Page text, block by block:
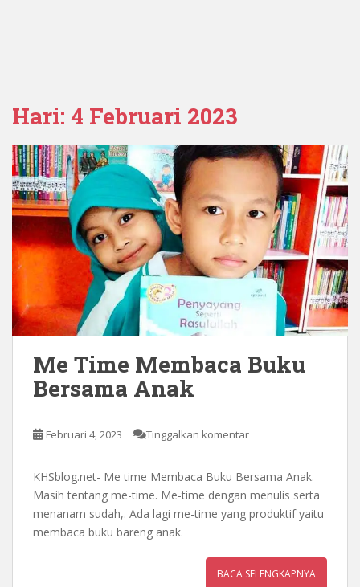
Hari: 4 Februari 2023
Me Time Membaca Buku
Bersama Anak
Februari 4, 2023 Tinggalkan komentar
KHSblog.net- Me time Membaca Buku Bersama Anak.
Masih tentang me-time. Me-time dengan menulis serta
menanam sudah,. Ada lagi me-time yang produktif yaitu
membaca buku bareng anak.
BACA SELENGKAPNYA